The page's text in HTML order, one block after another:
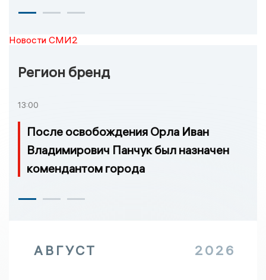
Новости СМИ2
Регион бренд
13:00
После освобождения Орла Иван
Владимирович Панчук был назначен
комендантом города
АВГУСТ 2026